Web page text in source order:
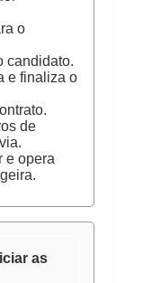
o
candidato.
e finaliza o
de
e opera
as